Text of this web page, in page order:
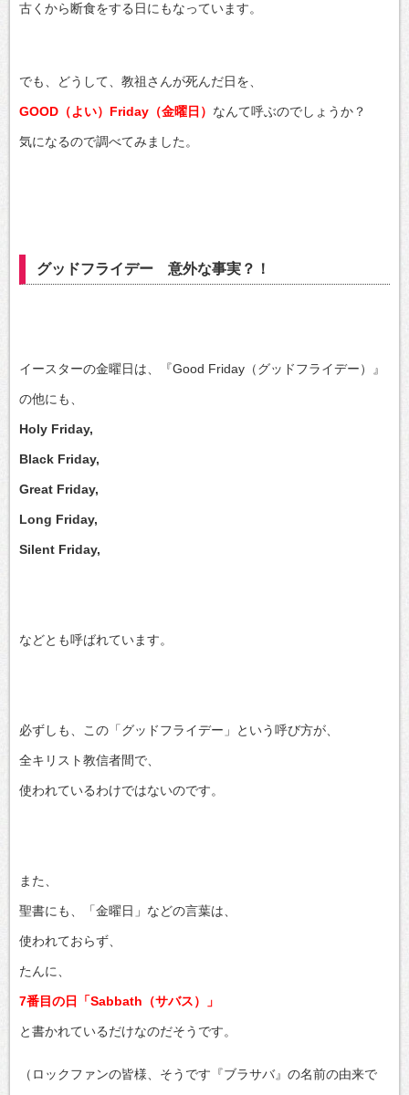
古くから断食をする日にもなっています。
でも、どうして、教祖さんが死んだ日を、
GOOD（よい）Friday（金曜日） なんて呼ぶのでしょうか？
気になるので調べてみました。
グッドフライデー 意外な事実？！
イースターの金曜日は、『Good Friday（グッドフライデー）』
の他にも、
Holy Friday,
Black Friday,
Great Friday,
Long Friday,
Silent Friday,
などとも呼ばれています。
必ずしも、この「グッドフライデー」という呼び方が、
全キリスト教信者間で、
使われているわけではないのです。
また、
聖書にも、「金曜日」などの言葉は、
使われておらず、
たんに、
7番目の日「Sabbath（サバス）」
と書かれているだけなのだそうです。
（ロックファンの皆様、そうです『ブラサバ』の名前の由来で